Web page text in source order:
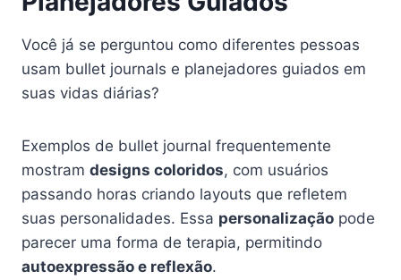
Você já se perguntou como diferentes pessoas
usam bullet journals e planejadores guiados em
suas vidas diárias?
Exemplos de bullet journal frequentemente
mostram designs coloridos, com usuários
passando horas criando layouts que refletem
suas personalidades. Essa personalização pode
parecer uma forma de terapia, permitindo
autoexpressão e reflexão.